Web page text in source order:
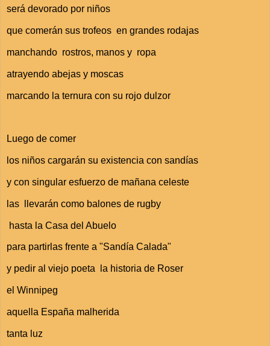
será devorado por niños
que comerán sus trofeos en grandes rodajas
manchando rostros, manos y ropa
atrayendo abejas y moscas
marcando la ternura con su rojo dulzor
Luego de comer
los niños cargarán su existencia con sandías
y con singular esfuerzo de mañana celeste
las llevarán como balones de rugby
hasta la Casa del Abuelo
para partirlas frente a "Sandía Calada"
y pedir al viejo poeta la historia de Roser
el Winnipeg
aquella España malherida
tanta luz